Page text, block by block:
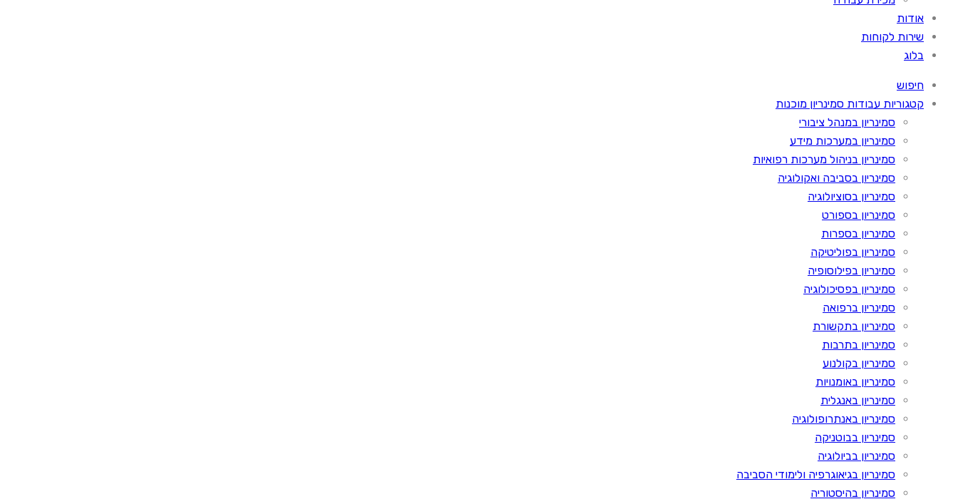
אודות
שירות לקוחות
בלוג
חיפוש
קטגוריות עבודות סמינריון מוכנות
סמינריון במנהל ציבורי
סמינריון במערכות מידע
סמינריון בניהול מערכות רפואיות
סמינריון בסביבה ואקולוגיה
סמינריון בסוציולוגיה
סמינריון בספורט
סמינריון בספרות
סמינריון בפוליטיקה
סמינריון בפילוסופיה
סמינריון בפסיכולוגיה
סמינריון ברפואה
סמינריון בתקשורת
סמינריון בתרבות
סמינריון בקולנוע
סמינריון באומנויות
סמינריון באנגלית
סמינריון באנתרופולוגיה
סמינריון בבוטניקה
סמינריון בביולוגיה
סמינריון בגיאוגרפיה ולימודי הסביבה
סמינריון בהיסטוריה